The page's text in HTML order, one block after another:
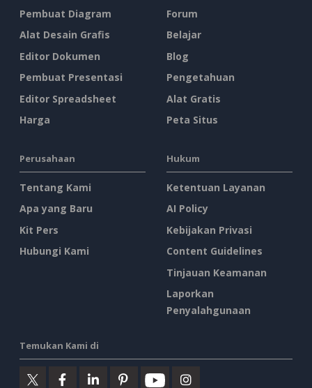
Pembuat Diagram
Alat Desain Grafis
Editor Dokumen
Pembuat Presentasi
Editor Spreadsheet
Harga
Forum
Belajar
Blog
Pengetahuan
Alat Gratis
Peta Situs
Perusahaan
Tentang Kami
Apa yang Baru
Kit Pers
Hubungi Kami
Hukum
Ketentuan Layanan
AI Policy
Kebijakan Privasi
Content Guidelines
Tinjauan Keamanan
Laporkan
Penyalahgunaan
Temukan Kami di